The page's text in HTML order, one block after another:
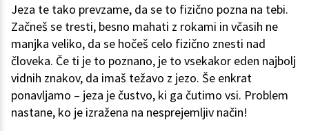
Jeza te tako prevzame, da se to fizično pozna na tebi.
Začneš se tresti, besno mahati z rokami in včasih ne
manjka veliko, da se hočeš celo fizično znesti nad
človeka. Če ti je to poznano, je to vsekakor eden najbolj
vidnih znakov, da imaš težavo z jezo. Še enkrat
ponavljamo – jeza je čustvo, ki ga čutimo vsi. Problem
nastane, ko je izražena na nesprejemljiv način!